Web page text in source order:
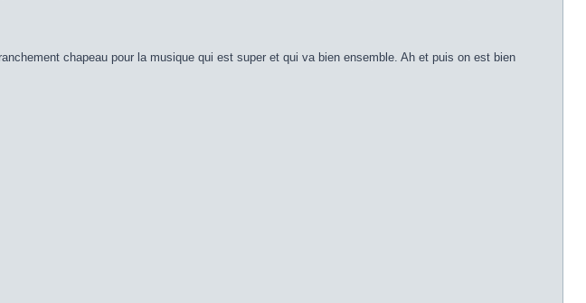
chapeau pour la musique qui est super et qui va bien ensemble. Ah et puis on est bien